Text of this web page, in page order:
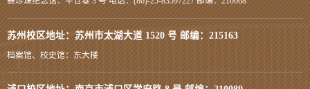
苏州校区地址：苏州市太湖大道 1520 号 邮编：215163
档案馆、校史馆：东大楼